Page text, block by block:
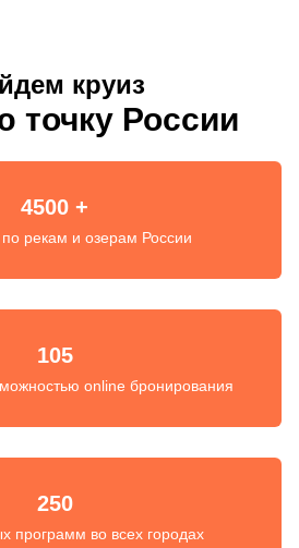
круиз
точку России
4500 +
рекам и озерам России
105
online бронирования
250
программ во всех городах